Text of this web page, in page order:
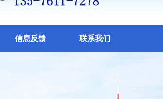
信息反馈 联系我们